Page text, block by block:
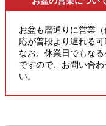
お盆も暦通りに営業
応が普段より遅れる
なお、休業日でもな
ですので、お問い合
い。